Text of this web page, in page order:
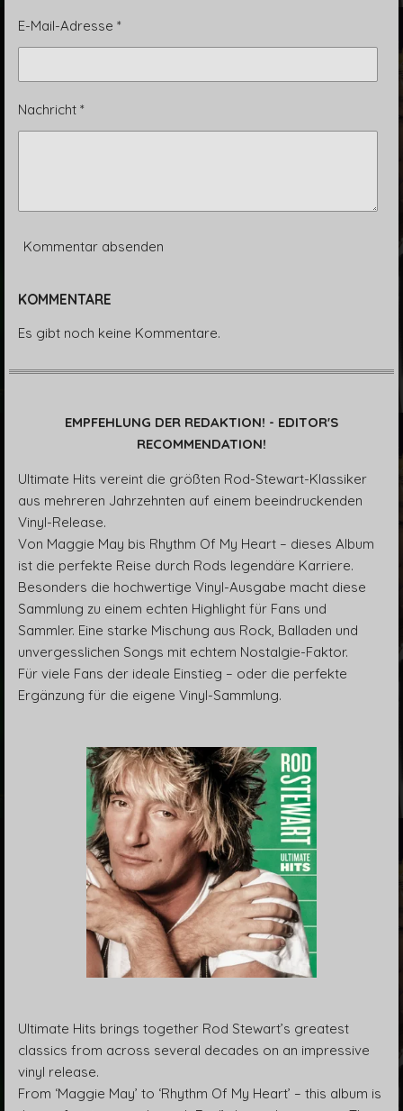
E-Mail-Adresse *
Nachricht *
Kommentar absenden
KOMMENTARE
Es gibt noch keine Kommentare.
EMPFEHLUNG DER REDAKTION! - EDITOR'S
RECOMMENDATION!
Ultimate Hits vereint die größten Rod-Stewart-Klassiker
aus mehreren Jahrzehnten auf einem beeindruckenden
Vinyl-Release.
Von Maggie May bis Rhythm Of My Heart – dieses Album
ist die perfekte Reise durch Rods legendäre Karriere.
Besonders die hochwertige Vinyl-Ausgabe macht diese
Sammlung zu einem echten Highlight für Fans und
Sammler. Eine starke Mischung aus Rock, Balladen und
unvergesslichen Songs mit echtem Nostalgie-Faktor.
Für viele Fans der ideale Einstieg – oder die perfekte
Ergänzung für die eigene Vinyl-Sammlung.
Ultimate Hits brings together Rod Stewart’s greatest
classics from across several decades on an impressive
vinyl release.
From ‘Maggie May’ to ‘Rhythm Of My Heart’ – this album is